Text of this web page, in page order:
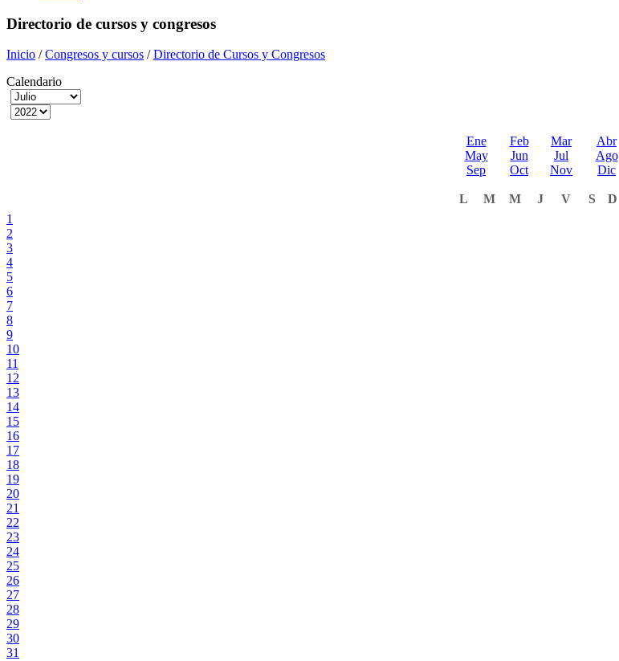
Directorio de cursos y congresos
Inicio /Congresos y cursos /Directorio de Cursos y Congresos
Calendario
Ene Feb Mar
Abr
May
Jun Jul
Ago
Sep
Oct Nov Dic
L M M J V S
D
1
2
3
4
5
6
7
8
9
10
11
12
13
14
15
16
17
18
19
20
21
22
23
24
25
26
27
28
29
30
31